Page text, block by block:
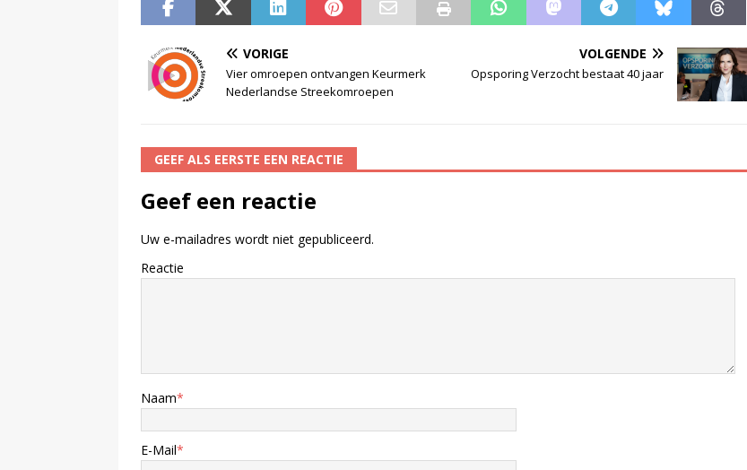
VORIGE
Vier omroepen ontvangen Keurmerk
Nederlandse Streekomroepen
VOLGENDE
Opsporing Verzocht bestaat 40 jaar
GEEF ALS EERSTE EEN REACTIE
Geef een reactie
Uw e-mailadres wordt niet gepubliceerd.
Reactie
Naam*
E-Mail*